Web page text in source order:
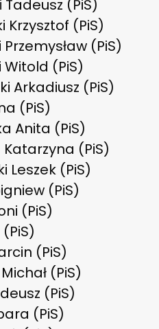
(PiS)
Krzysztof (PiS)
(PiS)
(PiS)
Arkadiusz (PiS)
(PiS)
Anita (PiS)
(PiS)
Leszek (PiS)
(PiS)
(PiS)
(PiS)
(PiS)
(PiS)
(PiS)